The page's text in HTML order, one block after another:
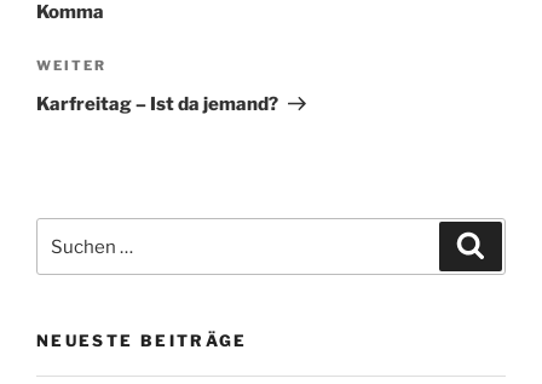
Komma
Nächster
Beitrag
WEITER
Karfreitag – Ist da jemand?
nach:
NEUESTE BEITRÄGE